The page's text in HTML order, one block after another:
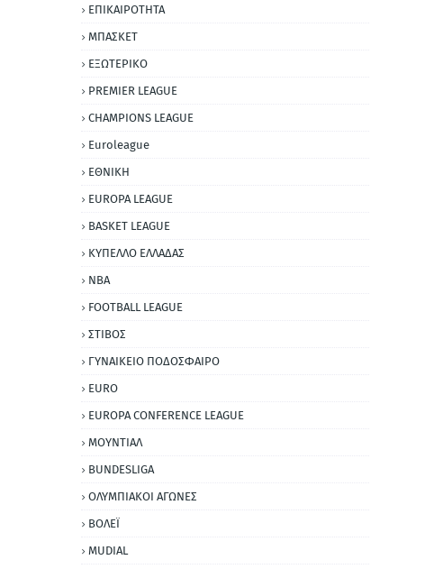
ΕΠΙΚΑΙΡΟΤΗΤΑ
ΜΠΑΣΚΕΤ
ΕΞΩΤΕΡΙΚΟ
PREMIER LEAGUE
CHAMPIONS LEAGUE
Euroleague
ΕΘΝΙΚΗ
EUROPA LEAGUE
BASKET LEAGUE
ΚΥΠΕΛΛΟ ΕΛΛΑΔΑΣ
NBA
FOOTBALL LEAGUE
ΣΤΙΒΟΣ
ΓΥΝΑΙΚΕΙΟ ΠΟΔΟΣΦΑΙΡΟ
EURO
EUROPA CONFERENCE LEAGUE
ΜΟΥΝΤΙΑΛ
BUNDESLIGA
ΟΛΥΜΠΙΑΚΟΙ ΑΓΩΝΕΣ
ΒΟΛΕΪ
MUDIAL